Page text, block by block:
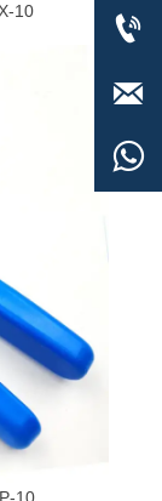
10
10


